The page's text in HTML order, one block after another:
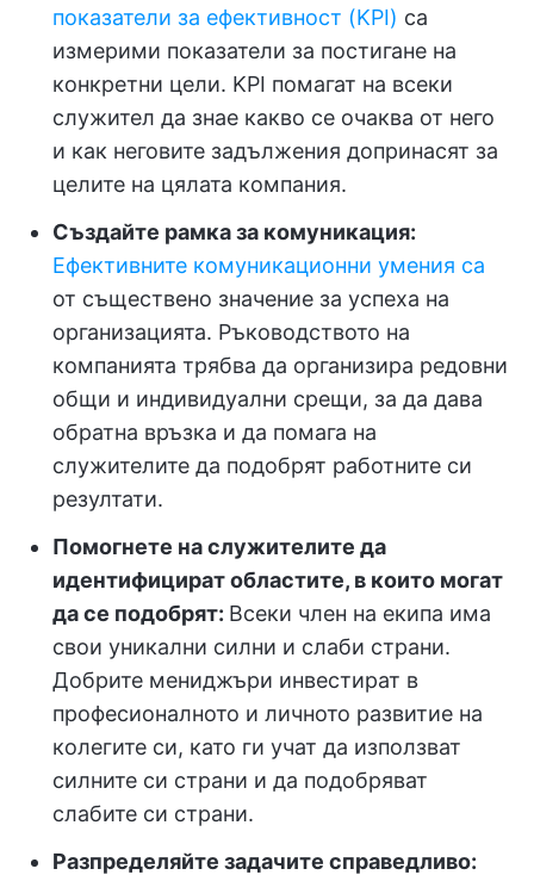
показатели за ефективност (KPI) са
измерими показатели за постигане на
конкретни цели. KPI помагат на всеки
служител да знае какво се очаква от него
и как неговите задължения допринасят за
целите на цялата компания.
Създайте рамка за комуникация:
Ефективните комуникационни умения са
от съществено значение за успеха на
организацията. Ръководството на
компанията трябва да организира редовни
общи и индивидуални срещи, за да дава
обратна връзка и да помага на
служителите да подобрят работните си
резултати.
Помогнете на служителите да
идентифицират областите, в които могат
да се подобрят: Всеки член на екипа има
свои уникални силни и слаби страни.
Добрите мениджъри инвестират в
професионалното и личното развитие на
колегите си, като ги учат да използват
силните си страни и да подобряват
слабите си страни.
Разпределяйте задачите справедливо: